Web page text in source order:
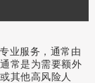
业服务，通常由
常是为需要额外
其他高风险人